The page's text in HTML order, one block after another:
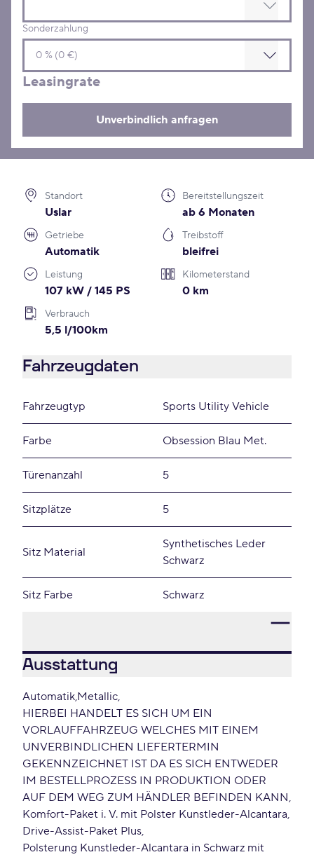
Sonderzahlung
Leasingrate
Unverbindlich anfragen
Standort
Uslar
Bereitstellungszeit
ab 6 Monaten
Getriebe
Automatik
Treibstoff
bleifrei
Leistung
107 kW / 145 PS
Kilometerstand
0 km
Verbrauch
5,5 l/100km
Fahrzeugdaten
Fahrzeugtyp Sports Utility Vehicle
Farbe Obsession Blau Met.
Türenanzahl 5
Sitzplätze 5
Sitz Material
Synthetisches Leder
Schwarz
Sitz Farbe Schwarz
Ausstattung
Automatik Metallic
HIERBEI HANDELT ES SICH UM EIN
VORLAUFFAHRZEUG WELCHES MIT EINEM
UNVERBINDLICHEN LIEFERTERMIN
GEKENNZEICHNET IST DA ES SICH ENTWEDER
IM BESTELLPROZESS IN PRODUKTION ODER
AUF DEM WEG ZUM HÄNDLER BEFINDEN KANN
Komfort-Paket i. V. mit Polster Kunstleder-Alcantara
Drive-Assist-Paket Plus
Polsterung Kunstleder-Alcantara in Schwarz mit